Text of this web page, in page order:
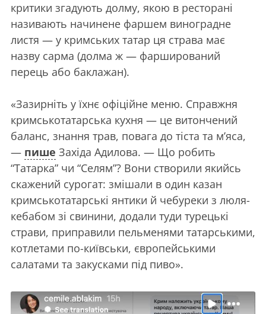
критики згадують долму, якою в ресторані
називають начинене фаршем виноградне
листя — у кримських татар ця страва має
назву сарма (долма ж — фарширований
перець або баклажан).
«Зазирніть у їхнє офіційне меню. Справжня
кримськотатарська кухня — це витончений
баланс, знання трав, повага до тіста та м’яса,
— пише Західа Адилова. — Що робить
“Татарка” чи “Селям”? Вони створили якийсь
скажений сурогат: змішали в один казан
кримськотатарські янтики й чебуреки з люля-
кебабом зі свинини, додали туди турецькі
страви, приправили пельменями татарськими,
котлетами по-київськи, європейськими
салатами та закусками під пиво».